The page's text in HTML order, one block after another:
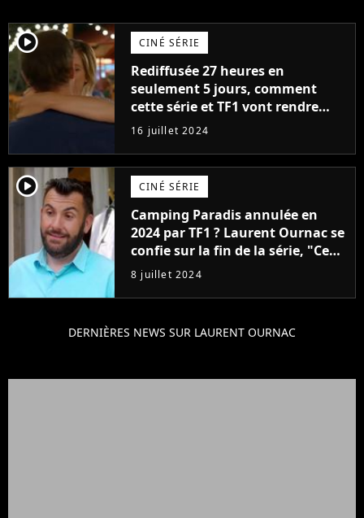
player2 CINÉ SÉRIE
Rediffusée 27 heures en
seulement 5 jours, comment
cette série et TF1 vont rendre
fous les téléspectateurs cet été
16 juillet 2024
player2 CINÉ SÉRIE
Camping Paradis annulée en
2024 par TF1 ? Laurent Ournac se
confie sur la fin de la série, "Ce
serait formidable qu'on..."
8 juillet 2024
DERNIÈRES NEWS SUR LAURENT OURNAC